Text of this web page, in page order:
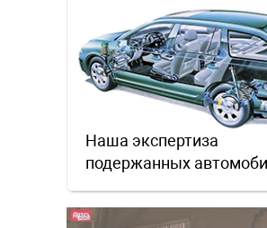
Наша экспертиза
подержанных